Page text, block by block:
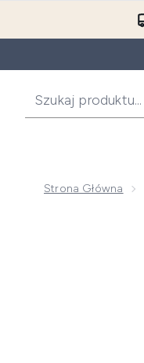
Strona Główna